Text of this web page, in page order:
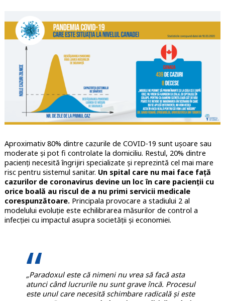
Aproximativ 80% dintre cazurile de COVID-19 sunt ușoare sau
moderate și pot fi controlate la domiciliu. Restul, 20% dintre
pacienți necesită îngrijiri specializate și reprezintă cel mai mare
risc pentru sistemul sanitar. Un spital care nu mai face față
cazurilor de coronavirus devine un loc în care pacienții cu
orice boală au riscul de a nu primi servicii medicale
corespunzătoare. Principala provocare a stadiului 2 al
modelului evoluție este echilibrarea măsurilor de control a
infecției cu impactul asupra societății și economiei.
„Paradoxul este că nimeni nu vrea să facă asta
atunci când lucrurile nu sunt grave încă. Procesul
este unul care necesită schimbare radicală și este